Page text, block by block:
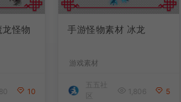
怪物
10
手游怪物素材 冰龙
游戏素材
五五社
区
1,806 5